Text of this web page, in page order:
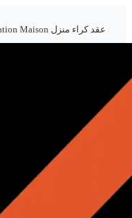
Telecharger Gratuitement le Contrat de location Maison عقد كراء منزل